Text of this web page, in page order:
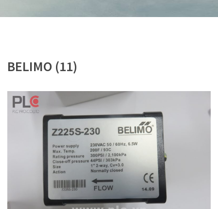
BELIMO (11)